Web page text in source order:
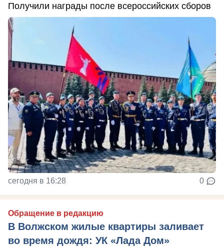
Получили награды после всероссийских сборов
сегодня в 16:28 0
Обращение в редакцию
В Волжском жилые квартиры заливает
во время дождя: УК «Лада Дом»